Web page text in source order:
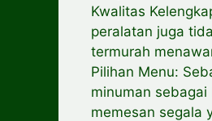
Kwalitas
peralatan juga
termurah
Pilihan Menu:
minuman
memesan segala